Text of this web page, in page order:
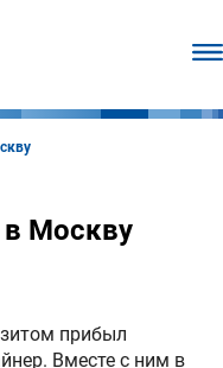
в Москву
прибыл
Вместе с ним в